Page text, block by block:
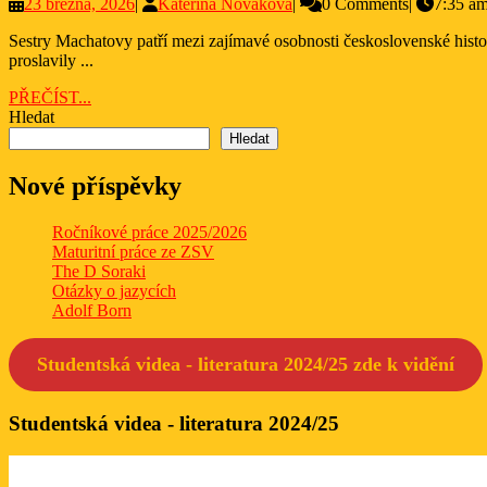
23 března, 2026
2026
| Kateřina Nováková| 0 Comments|
7:35
Sestry Machatovy patří mezi zajímavé osobnosti československé historie. Byly to jednovaječné dvojčata, která dokázala dosáhnout úspěchu hned ve dvou různých oblastech – ve sportu a v umění. Nejprve se
proslavily ...
PŘEČÍST...
Hledat
Hledat
Nové příspěvky
Ročníkové práce 2025/2026
Maturitní práce ze ZSV
The D Soraki
Otázky o jazycích
Adolf Born
Studentská videa - literatura 2024/25 zde k vidění
Studentská videa - literatura 2024/25